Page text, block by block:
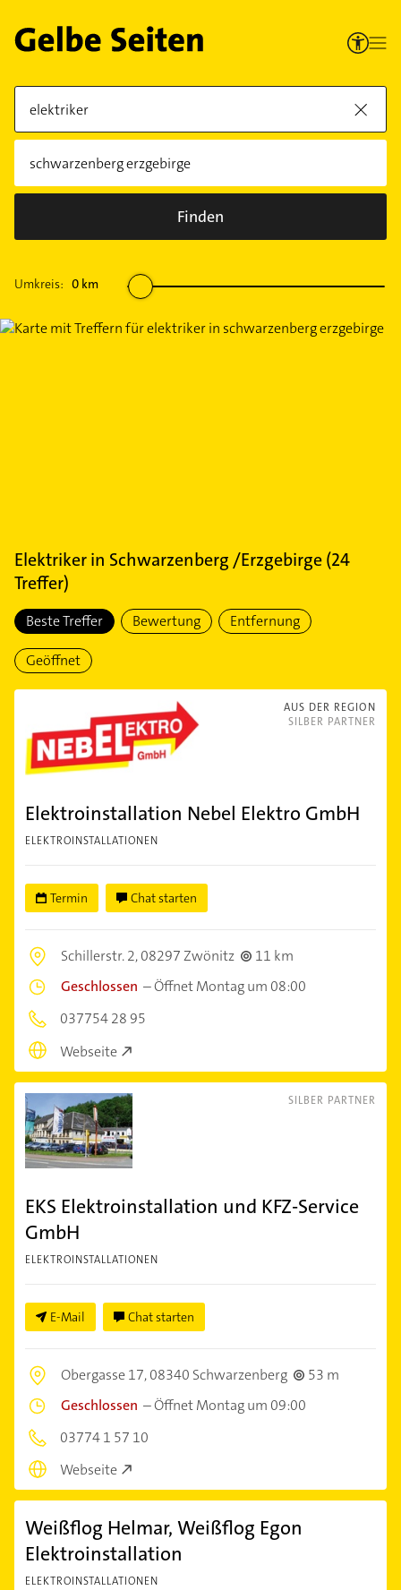
Finden
Umkreis: 0 km
Elektrikerin Schwarzenberg /Erzgebirge(24
Treffer)
Beste Treffer Bewertung Entfernung
Geöffnet
AUS DER REGION
SILBER PARTNER
Elektroinstallation Nebel Elektro GmbH
ELEKTROINSTALLATIONEN
Termin Chat starten
Schillerstr. 2,08297 Zwönitz
11 km
Geschlossen –Öffnet Montag um 08:00
037754 28 95
Webseite
SILBER PARTNER
EKS Elektroinstallation und KFZ-Service
GmbH
ELEKTROINSTALLATIONEN
E-Mail Chat starten
Obergasse 17,08340 Schwarzenberg
53 m
Geschlossen –Öffnet Montag um 09:00
03774 1 57 10
Webseite
Weißflog Helmar, Weißflog Egon
Elektroinstallation
ELEKTROINSTALLATIONEN